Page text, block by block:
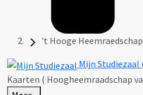
't Hooge Heemraedschap
Mijn
Kaarten ( Hoogheemraadschap